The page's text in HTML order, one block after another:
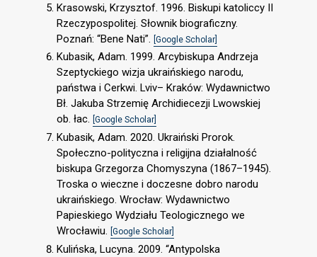
Krasowski, Krzysztof. 1996. Biskupi katoliccy II
Rzeczypospolitej. Słownik biograficzny.
Poznań: “Bene Nati”.
[Google Scholar]
Kubasik, Adam. 1999. Arcybiskupa Andrzeja
Szeptyckiego wizja ukraińskiego narodu,
państwa i Cerkwi. Lviv– Kraków: Wydawnictwo
Bł. Jakuba Strzemię Archidiecezji Lwowskiej
ob. łac. [Google Scholar]
Kubasik, Adam. 2020. Ukraiński Prorok.
Społeczno-polityczna i religijna działalność
biskupa Grzegorza Chomyszyna (1867–1945).
Troska o wieczne i doczesne dobro narodu
ukraińskiego. Wrocław: Wydawnictwo
Papieskiego Wydziału Teologicznego we
Wrocławiu. [Google Scholar]
Kulińska, Lucyna. 2009. “Antypolska